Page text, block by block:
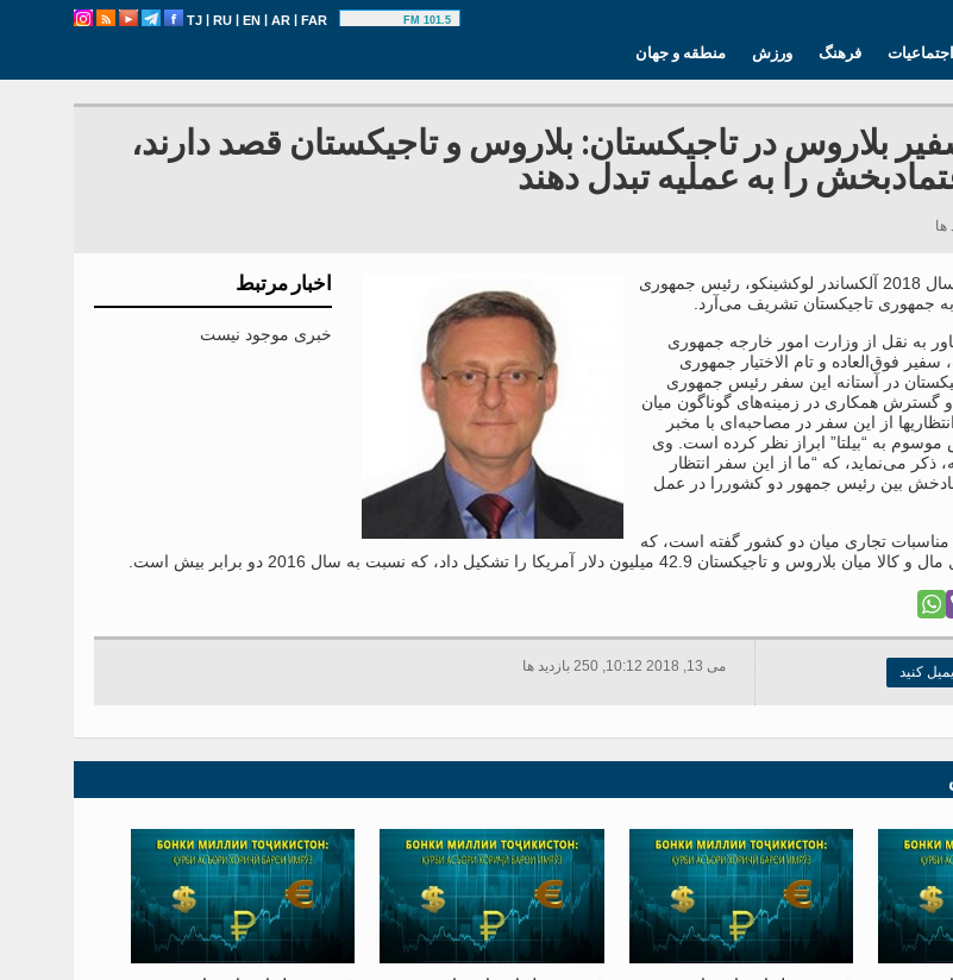
TJ | RU | EN | AR | FAR 101.5 FM
منطقه و جهان ورزش فرهنگ اجتماعیات
بلاروس در تاجیکستان: بلاروس و تاجیکستان قصد دارند،
را به عملیه تبدل دهند
اخبار مرتبط
خبری موجود نیست
روزهای 14 الی 16 مه سال 2018 آلکساندر لوکشینکو، رئیس جمهوری
جمهوری تاجیکستان تشریف می‌آرد.
به نقل از وزارت امور خارجه جمهوری
سفیر فوق‌العاده و تام الاختیار جمهوری
در آستانه این سفر رئیس جمهوری
گسترش همکاری در زمینه‌های گوناگون میان
از این سفر در مصاحبه‌ای با مخبر
موسوم به “بیلتا” ابراز نظر کرده است. وی
ذکر می‌نماید، که “ما از این سفر انتظار
بین رئیس جمهور دو کشوررا در عمل
مناسبات تجاری میان دو کشور گفته است، که
42.9 میلیون دلار آمریکا را تشکیل داد، که نسبت به سال 2016 دو برابر بیش است.
کنید می 13, 2018 10:12, 250 بازدید ها